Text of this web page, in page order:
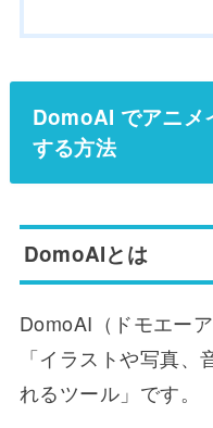
DomoAI でアニメ
する方法
DomoAIとは
DomoAI（ドモエーア
「イラストや写真、
れるツール」です。